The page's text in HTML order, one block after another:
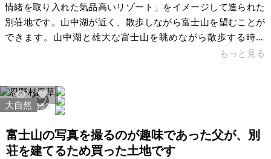
情緒を取り入れた気品高いリゾート」をイメージして造られた
別荘地です。山中湖が近く、散歩しながら富士山を望むことが
できます。山中湖と雄大な富士山を眺めながら散歩する時間
は、お金に代えがたい安らぎを与えてくれます。この土地は、
忙しかったため、結局この土地を有効活用することができませ
んでした。娘である私も子育てや子どもの世話に忙しく、残念
ながら自分で有効活用しないまま年齢を重ねました。 土地は平
坦地ではなく、前面道路からやや登り
もっと見る
54235 335
大自然
富士山の写真を撮るのが趣味であった父が、別
荘を建てるため買った土地です